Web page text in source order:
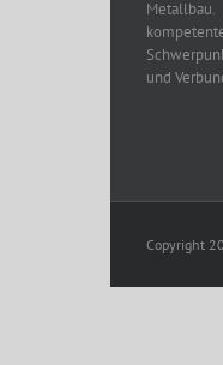
und
Copyright